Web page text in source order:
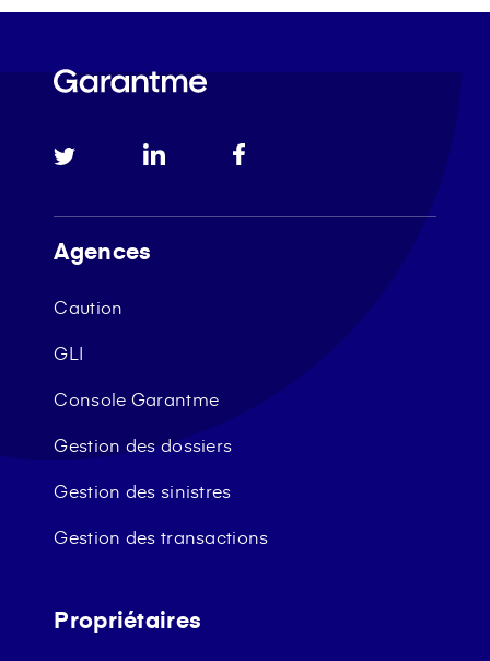
Agences
Caution
GLI
Console Garantme
Gestion des dossiers
Gestion des sinistres
Gestion des transactions
Propriétaires